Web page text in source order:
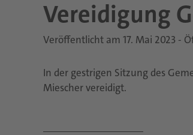
Ver­ei­di­gung
Veröffentlicht am 17. Mai 2023 -
In der gestrigen Sitzung des
Miescher vereidigt.